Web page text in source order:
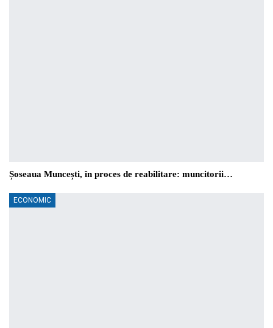
Șoseaua Muncești, în proces de reabilitare: muncitorii…
ECONOMIC